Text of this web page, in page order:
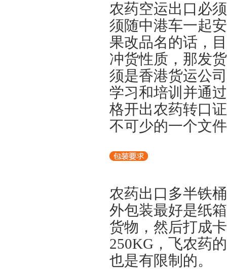
农药空运出口必
须随中港车一起
果改品名的话，
冲货性质，那发
须是香港货运公
学习和培训并通
格开出农药转口
不可少的一个文
农药出口多半铁
外包装最好是纸
货物，然后打成
250KG，飞农药
也是有限制的。